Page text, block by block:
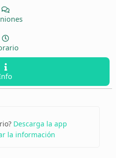
Descarga la app
la información